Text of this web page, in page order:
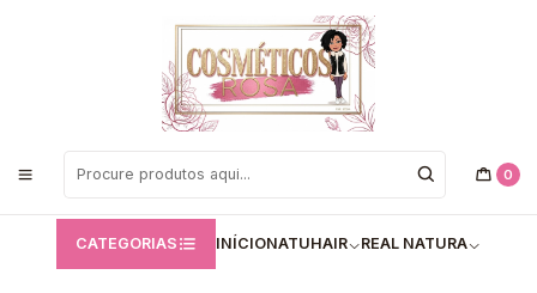
0
CATEGORIAS INÍCIONATUHAIR REAL NATURA
Bem vindos a Loja de Cosméticos Rosa!
✅Lola Cosmetics – Spray Modelador Plot Twist (480g)